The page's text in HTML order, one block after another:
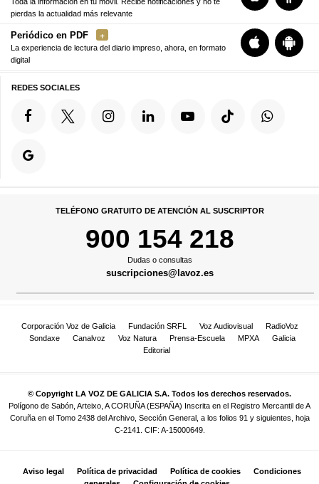
pierdas la actualidad más relevante
Periódico en PDF
La experiencia de lectura del diario impreso, ahora, en formato
digital
REDES SOCIALES
TELÉFONO GRATUITO DE ATENCIÓN AL SUSCRIPTOR
900 154 218
Dudas o consultas
suscripciones@lavoz.es
Corporación Voz de Galicia Fundación SRFL Voz Audiovisual
RadioVoz
Sondaxe
Canalvoz Voz Natura Prensa-Escuela MPXA
Galicia
Editorial
© Copyright LA VOZ DE GALICIA S.A. Todos los derechos reservados.
Polígono de Sabón, Arteixo, A CORUÑA (ESPAÑA) Inscrita en el Registro Mercantil de A
Coruña en el Tomo 2438 del Archivo, Sección General, a los folios 91 y siguientes, hoja
C-2141. CIF: A-15000649.
Aviso legal Política de privacidad Política de cookies
Condiciones